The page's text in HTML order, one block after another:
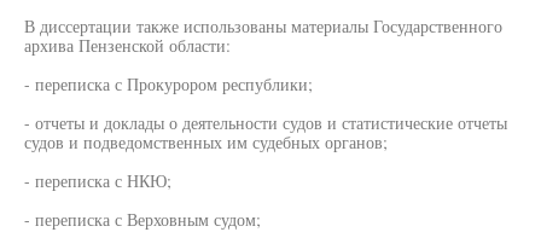
В диссертации также использованы материалы Государственного
архива Пензенской области:
- переписка с Прокурором республики;
- отчеты и доклады о деятельности судов и статистические отчеты
судов и подведомственных им судебных органов;
- переписка с НКЮ;
- переписка с Верховным судом;